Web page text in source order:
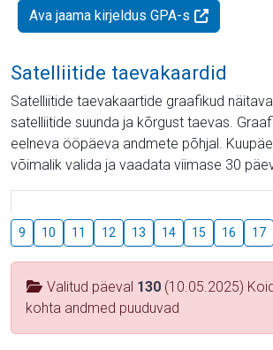
Ava jaama kirjeldus GPA-s
Satelliitide taevakaardid
Satelliitide taevakaartide graafikud
satelliitide suunda ja kõrgust taevas.
eelneva ööpäeva andmete põhjal.
võimalik valida ja vaadata viimase 30
9 10 11 12 13 14 15 16 17
Valitud päeval 130 (10.05.2025)
kohta andmed puuduvad